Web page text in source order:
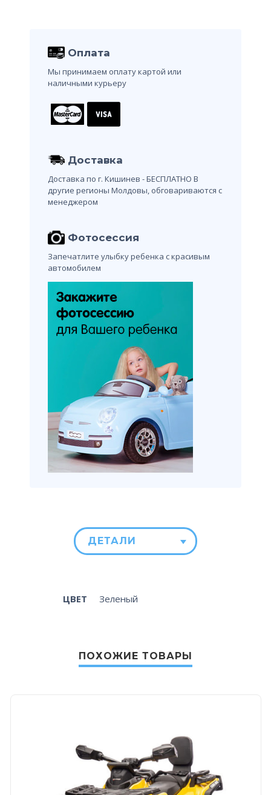
Оплата
Мы принимаем оплату картой или
наличными курьеру
Доставка
Доставка по г. Кишинев - БЕСПЛАТНО В
другие регионы Молдовы, обговариваются с
менеджером
Фотосессия
Запечатлите улыбку ребенка с красивым
автомобилем
ДЕТАЛИ
ЦВЕТ Зеленый
ПОХОЖИЕ ТОВАРЫ